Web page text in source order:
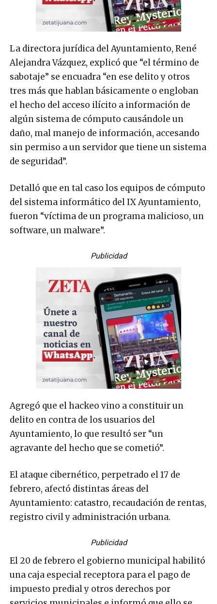
La directora jurídica del Ayuntamiento, René
Alejandra Vázquez, explicó que “el término de
sabotaje” se encuadra “en ese delito y otros
tres más que hablan básicamente o engloban
el hecho del acceso ilícito a información de
algún sistema de cómputo causándole un
daño, mal manejo de información, accesando
sin permiso a un servidor que tiene un sistema
de seguridad”.
Detalló que en tal caso los equipos de cómputo
del sistema informático del IX Ayuntamiento,
fueron “víctima de un programa malicioso, un
software, un malware”.
Publicidad
Agregó que el hackeo vino a constituir un
delito en contra de los usuarios del
Ayuntamiento, lo que resultó ser “un
agravante del hecho que se cometió”.
El ataque cibernético, perpetrado el 17 de
febrero, afectó distintas áreas del
Ayuntamiento: catastro, recaudación de rentas,
registro civil y administración urbana.
Publicidad
El 20 de febrero el gobierno municipal habilitó
una caja especial receptora para el pago de
impuesto predial y otros derechos por